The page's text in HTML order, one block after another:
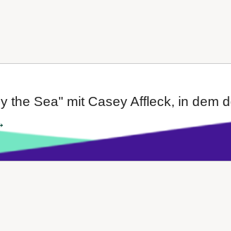
the Sea" mit Casey Affleck, in dem